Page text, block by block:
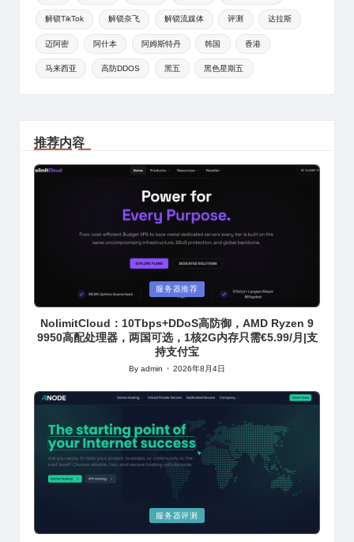
解锁TikTok 解锁奈飞 解锁流媒体 评测 达拉斯
迈阿密 阿什本 阿姆斯特丹 韩国 香港
马来西亚 高防DDOS 黑五 黑色星期五
推荐内容
Posted
in
服务器推荐
NolimitCloud：10Tbps+DDoS高防御，AMD Ryzen 9
9950高配处理器，两国可选，1核2G内存只需€5.99/月|支
持支付宝
Posted
Byadmin 2026年8月4日
in
服务器评测